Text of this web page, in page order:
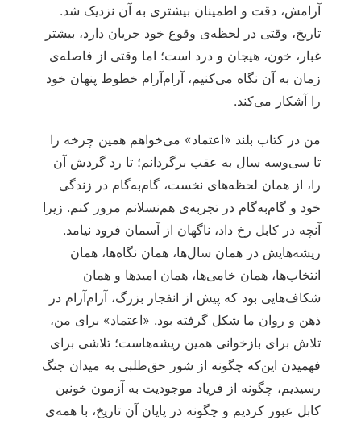
آرامش، دقت و اطمینان بیشتری به آن نزدیک شد.
تاریخ، وقتی در لحظه‌ی وقوع خود جریان دارد، بیشتر
غبار، خون، هیجان و درد است؛ اما وقتی از فاصله‌ی
زمان به آن نگاه می‌کنیم، آرام‌آرام خطوط پنهان خود
را آشکار می‌کند.
من در کتاب بلند «اعتماد» می‌خواهم همین چرخه را
تا سی‌وسه سال به عقب برگردانم؛ تا رد گردش آن
را، از همان لحظه‌های نخست، گام‌به‌گام در زندگی
خود و گام‌به‌گام در تجربه‌ی هم‌نسلانم مرور کنم. زیرا
آنچه در کابل رخ داد، ناگهان از آسمان فرود نیامد.
ریشه‌هایش در همان سال‌ها، همان نگاه‌ها، همان
انتخاب‌ها، همان خامی‌ها، همان امیدها و همان
شکاف‌هایی بود که پیش از انفجار بزرگ، آرام‌آرام در
ذهن و روان ما شکل گرفته بود. «اعتماد» برای من،
تلاش برای بازخوانی همین ریشه‌هاست؛ تلاشی برای
فهمیدن این‌که چگونه از شور حق‌طلبی به میدان جنگ
رسیدیم، چگونه از فریاد موجودیت به آزمون خونین
کابل عبور کردیم و چگونه در پایان آن تاریخ، با همه‌ی